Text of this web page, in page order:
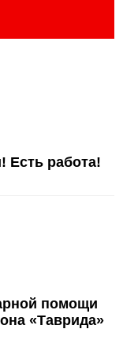
Есть работа!
помощи
«Таврида»